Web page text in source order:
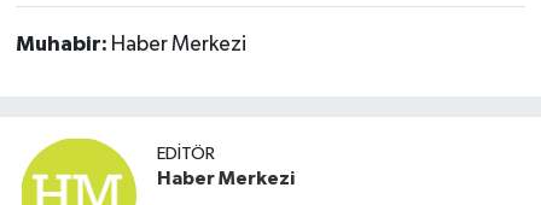
Muhabir: Haber Merkezi
EDITÖR
Haber Merkezi